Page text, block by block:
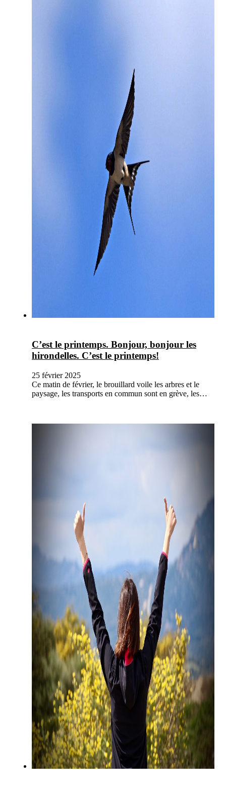
C’est le printemps. Bonjour, bonjour les
hirondelles. C’est le printemps!
25 février 2025
Ce matin de février, le brouillard voile les arbres et le
paysage, les transports en commun sont en grève, les…